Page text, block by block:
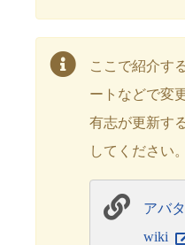
ここで紹介す
ートなどで変
有志が更新す
してください。
アバ
wiki